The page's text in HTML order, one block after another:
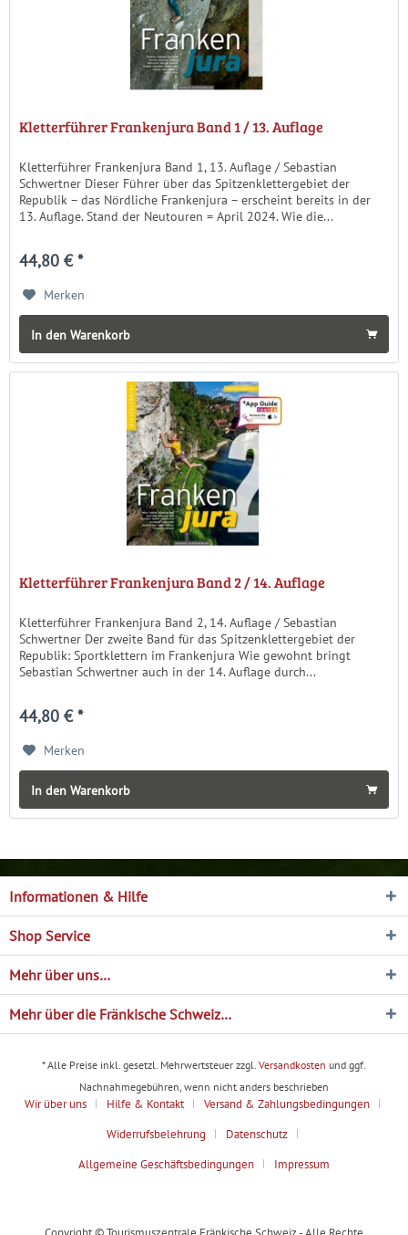
Kletterführer Frankenjura Band 1 / 13. Auflage
Kletterführer Frankenjura Band 1, 13. Auflage / Sebastian
Schwertner Dieser Führer über das Spitzenklettergebiet der
Republik – das Nördliche Frankenjura – erscheint bereits in der
13. Auflage. Stand der Neutouren = April 2024. Wie die...
44,80 € *
Merken
In den Warenkorb
Kletterführer Frankenjura Band 2 / 14. Auflage
Kletterführer Frankenjura Band 2, 14. Auflage / Sebastian
Schwertner Der zweite Band für das Spitzenklettergebiet der
Republik: Sportklettern im Frankenjura Wie gewohnt bringt
Sebastian Schwertner auch in der 14. Auflage durch...
44,80 € *
Merken
In den Warenkorb
Informationen & Hilfe
Shop Service
Mehr über uns…
Mehr über die Fränkische Schweiz…
* Alle Preise inkl. gesetzl. Mehrwertsteuer zzgl. Versandkosten und ggf.
Nachnahmegebühren, wenn nicht anders beschrieben
Wir über uns Hilfe & Kontakt
Versand & Zahlungsbedingungen
Widerrufsbelehrung
Datenschutz
Allgemeine Geschäftsbedingungen
Impressum